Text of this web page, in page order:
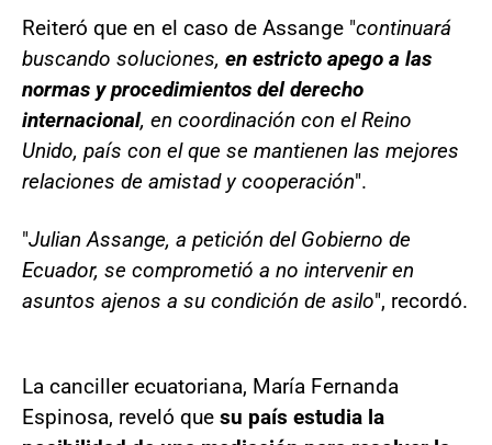
Reiteró que en el caso de Assange "continuará
buscando soluciones, en estricto apego a las
normas y procedimientos del derecho
internacional, en coordinación con el Reino
Unido, país con el que se mantienen las mejores
relaciones de amistad y cooperación".
"Julian Assange, a petición del Gobierno de
Ecuador, se comprometió a no intervenir en
asuntos ajenos a su condición de asilo", recordó.
La canciller ecuatoriana, María Fernanda
Espinosa, reveló que su país estudia la